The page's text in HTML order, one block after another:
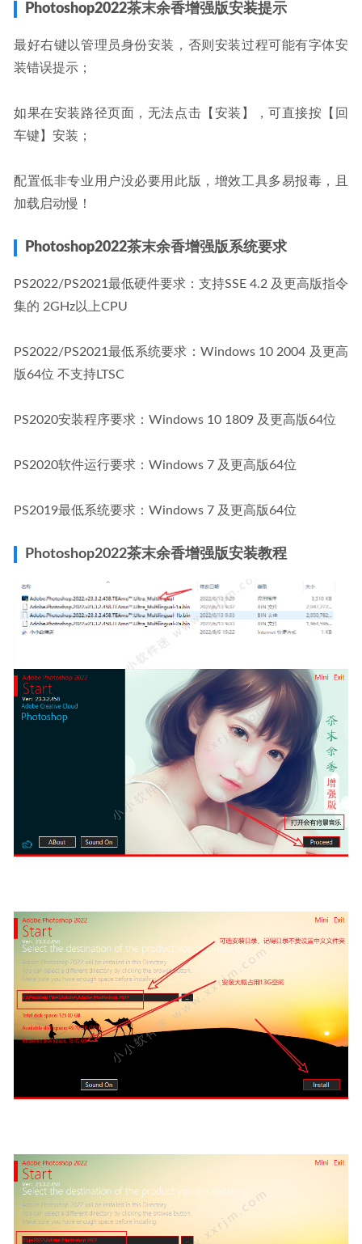
Photoshop2022茶末余香增强版安装提示
最好右键以管理员身份安装，否则安装过程可能有字体安
装错误提示；
如果在安装路径页面，无法点击【安装】，可直接按【回
车键】安装；
配置低非专业用户没必要用此版，增效工具多易报毒，且
加载启动慢！
Photoshop2022茶末余香增强版系统要求
PS2022/PS2021最低硬件要求：支持SSE 4.2 及更高版指令
集的 2GHz以上CPU
PS2022/PS2021最低系统要求：Windows 10 2004 及更高
版64位 不支持LTSC
PS2020安装程序要求：Windows 10 1809 及更高版64位
PS2020软件运行要求：Windows 7 及更高版64位
PS2019最低系统要求：Windows 7 及更高版64位
Photoshop2022茶末余香增强版安装教程